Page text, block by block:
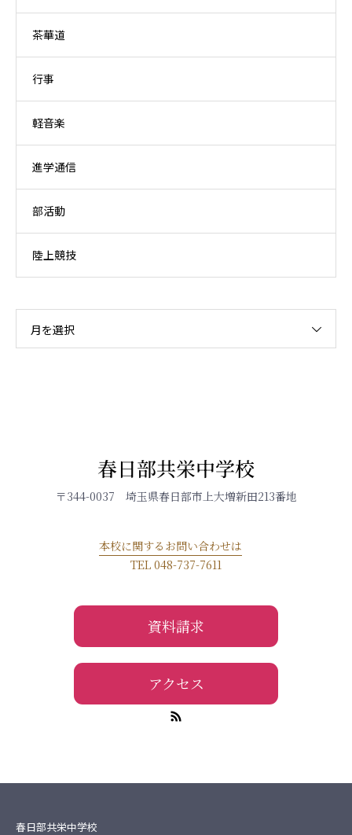
茶華道
行事
軽音楽
進学通信
部活動
陸上競技
月を選択
春日部共栄中学校
〒344-0037 埼玉県春日部市上大増新田213番地
本校に関するお問い合わせは
TEL 048-737-7611
資料請求
アクセス
春日部共栄中学校